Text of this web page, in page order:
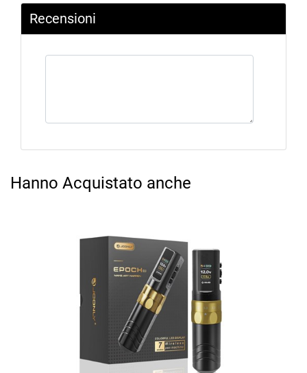
Recensioni
Hanno Acquistato anche